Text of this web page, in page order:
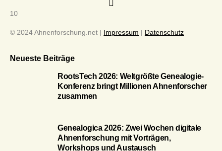
10
© 2024 Ahnenforschung.net | Impressum | Datenschutz
Neueste Beiträge
RootsTech 2026: Weltgrößte Genealogie-
Konferenz bringt Millionen Ahnenforscher
zusammen
Genealogica 2026: Zwei Wochen digitale
Ahnenforschung mit Vorträgen,
Workshops und Austausch